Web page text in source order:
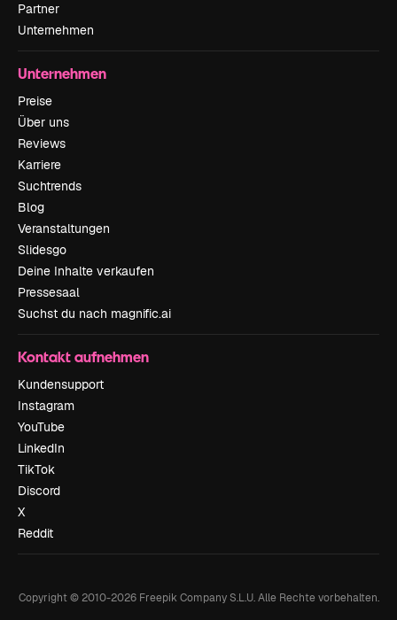
Partner
Unternehmen
Unternehmen
Preise
Über uns
Reviews
Karriere
Suchtrends
Blog
Veranstaltungen
Slidesgo
Deine Inhalte verkaufen
Pressesaal
Suchst du nach magnific.ai
Kontakt aufnehmen
Kundensupport
Instagram
YouTube
LinkedIn
TikTok
Discord
X
Reddit
Copyright © 2010-2026Freepik Company S.L.U. Alle Rechte vorbehalten.